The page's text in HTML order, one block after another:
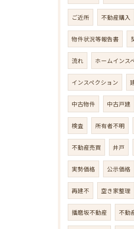
ご近所 不動産購入
物件状況等報告書
流れ ホームインス
インスペクション
中古物件 中古戸建
検査 所有者不明
不動産売買 井戸
実勢価格 公示価格
再建不 空き家整理
播磨坂不動産 不動